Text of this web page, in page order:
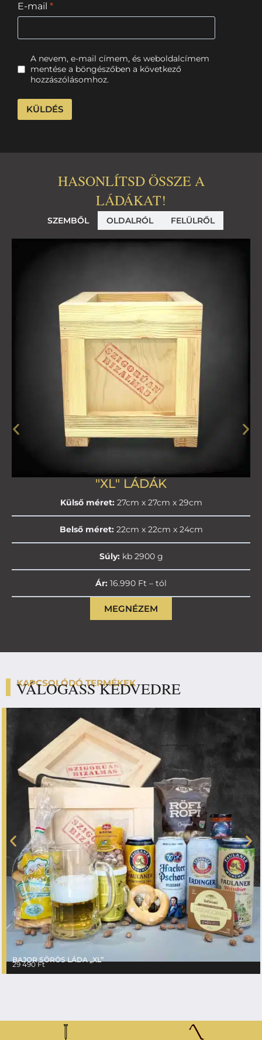
E-mail *
A nevem, e-mail címem, és weboldalcímem
mentése a böngészőben a következő
hozzászólásomhoz.
HASONLÍTSD ÖSSZE A
LÁDÁKAT!
SZEMBŐL OLDALRÓL FELÜLRŐL
"XL" LÁDÁK
Külső méret:27cm x 27cm x 29cm
Belső méret:22cm x 22cm x 24cm
Súly:kb 2900 g
Ár: 16.990 Ft – tól
MEGNÉZEM
KAPCSOLÓDÓ TERMÉKEK
VÁLOGASS KEDVEDRE
BAJOR SÖRÖS LÁDA „XL”
29 490Ft